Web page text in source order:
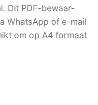
Dit PDF-bewaar-
WhatsApp of e-mail
om op A4 formaat